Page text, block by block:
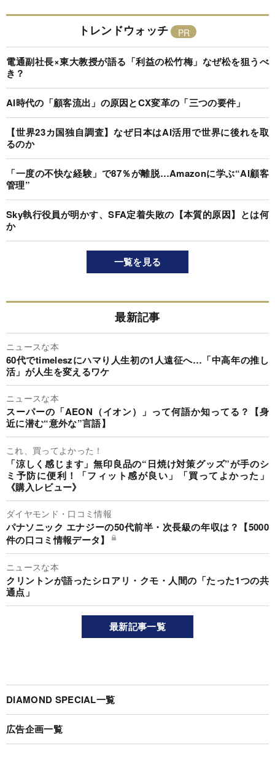
トレンドウォッチ
電通副社長×東大教授が語る「利益の松竹梅」なぜ松を狙うべ
き？
AI時代の「顧客流出」の原因とCX変革の「三つの要件」
【世界23カ国独自調査】なぜ日本はAI活用で世界に後れを取
るのか
「一度の不快な経験」で87％が離脱…Amazonに学ぶ“AI顧客
管理”
Sky執行役員が明かす、SFA定着失敗の【本質的原因】とは何
か
一覧を見る
最新記事
ニュースな本
60代でtimeleszにハマり人生初の1人遠征へ…「中高年の推し
活」が人生を変えるワケ
ニュースな本
スーパーの「AEON（イオン）」って何語か知ってる？【身
近に潜む“意外な”言語】
これ、買ってよかった！
「涼しく感じます」無印良品の“日焼け対策グッズ”が手のシ
ミ予防に便利！「フィット感が良い」「買ってよかった」
《購入レビュー》
ダイヤモンド・口コミ情報
パナソニック エナジーの50代前半・次長級の年収は？【5000
件の口コミ情報データ】
ニュースな本
クリントンが語ったシロアリ・クモ・人間の「たった1つの共
通点」
最新記事一覧
DIAMOND SPECIAL一覧
広告企画一覧